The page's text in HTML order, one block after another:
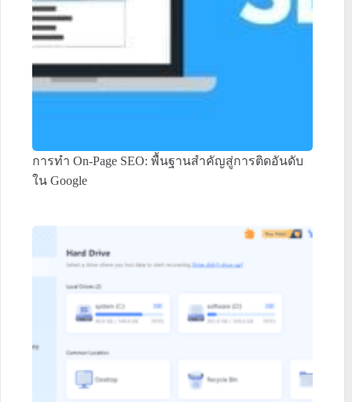
การทำ On-Page SEO: พื้นฐานสำคัญสู่การติดอันดับ
ใน Google